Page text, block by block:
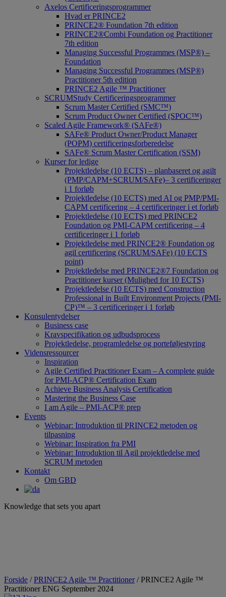
Axelos Certificeringsprogrammer
Hvad er PRINCE2
PRINCE2® Foundation 7th edition
PRINCE2®Combi Foundation og Practitioner
7th edition
Managing Successful Programmes (MSP®) –
Foundation
Managing Successful Programmes (MSP®)
Practitioner 5th edition
PRINCE2 Agile ™ Practitioner
SCRUMStudy Certificeringsprogrammer
Scrum Master Certified (SMC™)
Scrum Product Owner Certified (SPOC™)
Scaled Agile Framework® (SAFe®)
SAFe® Product Owner/Product Manager
(POPM) certificeringsforberedelse
SAFe® Scrum Master Certification (SSM)
Kurser for ledige
Projektledelse (10 ECTS) – planbaseret og agilt
(PMP/CAPM+SCRUM/SAFe)– 3 certificeringer
i 1 forløb
Projektledelse (10 ECTS) med AI og PMP/PMI-
CAPM certificering – 4 certificeringer i et forløb
Projektledelse (10 ECTS) med PRINCE2
Foundation og PMI-CAPM certificering – 4
certificeringer i 1 forløb
Projektledelse med PRINCE2® Foundation og
agil certificering (SCRUM/SAFe) (10 ECTS
point)
Projektledelse med PRINCE2®7 Foundation og
Practitioner kurser (Mulighed for 10 ECTS)
Projektledelse (10 ECTS) med Construction
Professional in Built Environment Projects (PMI-
CP)™ – 3 certificeringer i 1 forløb
Konsulentydelser
Business case
Kravspecifikation og udbudsprocess
Projektledelse, programledelse og porteføljestyring
Vidensressourcer
Inspiration
Agile Certified Practitioner Exam – A complete guide
for PMI-ACP® Certification Exam
Achieve Business Analysis Certification
Mastering the Business Case
I am Agile – PMI-ACP® prep
Events
Webinar: Introduktion til PRINCE2 metoden og
tilpasning
Webinar: Inspiration fra PMI
Webinar: Introduktion til Agil projektledelse med
SCRUM metoden
Kontakt
Om GBD
Knowledge that sets you apart
Forside /PRINCE2 Agile ™ Practitioner / PRINCE2 Agile ™
Practitioner ENG September 2024